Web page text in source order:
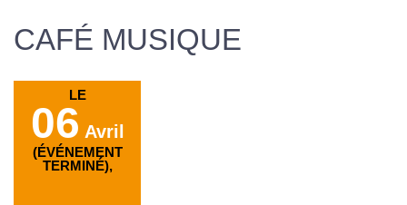
CAFÉ MUSIQUE
LE
06 Avril
(ÉVÉNEMENT
TERMINÉ),